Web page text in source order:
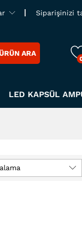
Siparişinizi
ARA
LED KAPSÜL